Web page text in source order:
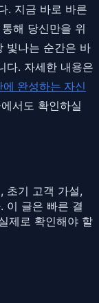
. 지금 바로 바른
해 당신만을 위
빛나는 순간은 바
다. 자세한 내용은
완성하는 자신
서도 확인하실
초기 고객 가설,
이 글은 빠른 결
제로 확인해야 할